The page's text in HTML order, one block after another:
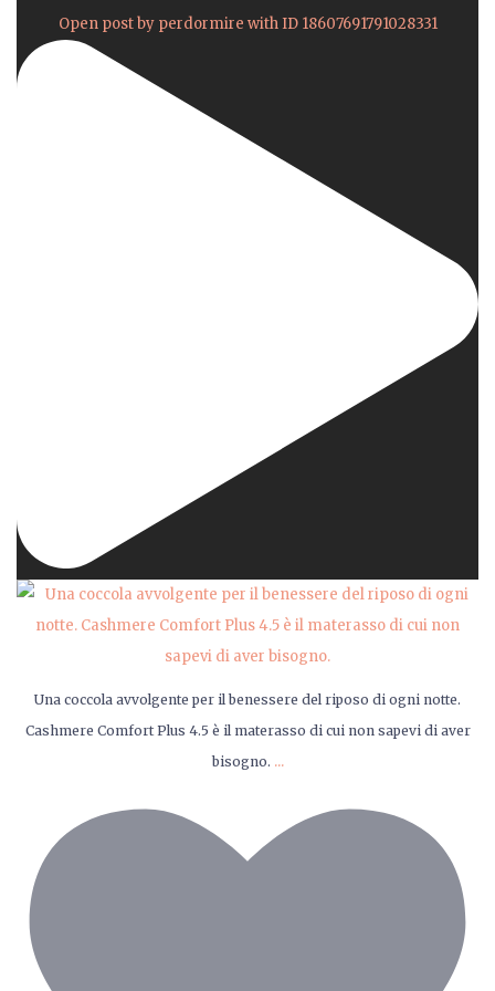
Open post by perdormire with ID 18607691791028331
Una coccola avvolgente per il benessere del riposo di ogni notte.
Cashmere Comfort Plus 4.5 è il materasso di cui non sapevi di aver
bisogno. ...